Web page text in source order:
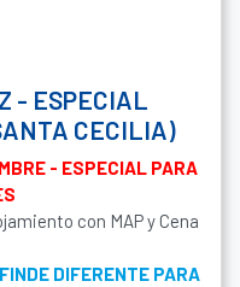
- ESPECIAL
CECILIA)
- ESPECIAL PARA
con MAP y Cena
DIFERENTE PARA